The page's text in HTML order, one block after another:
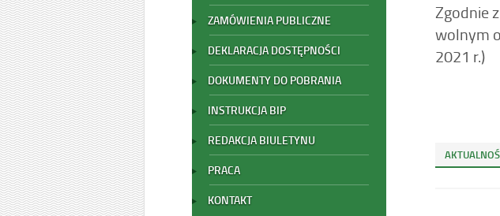
ZAMÓWIENIA PUBLICZNE
DEKLARACJA DOSTĘPNOŚCI
DOKUMENTY DO POBRANIA
INSTRUKCJA BIP
REDAKCJA BIULETYNU
PRACA
KONTAKT
Zgodnie
wolnym
2021 r.)